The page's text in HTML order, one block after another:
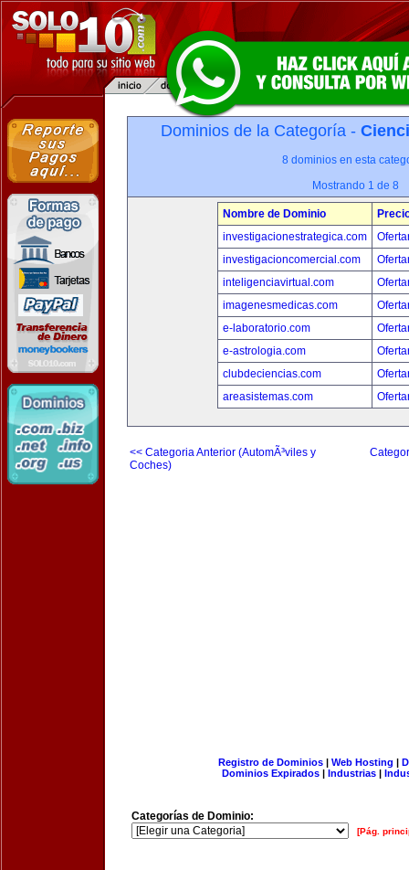
Dominios de la Categoría -
8 dominios en esta
Mostrando 1 de 8
Nombre de Dominio
investigacionestrategica.com
investigacioncomercial.com
inteligenciavirtual.com
imagenesmedicas.com
e-laboratorio.com
e-astrologia.com
clubdeciencias.com
areasistemas.com
<< Categoria Anterior (AutomÃ³viles y
Coches)
Registro de Dominios| Web Hosting |
Dominios Expirados | Industrias |
Categorías de Dominio:
[Pág.